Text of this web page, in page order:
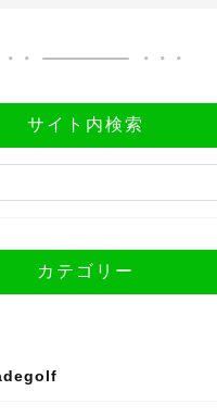
サイト内検索
カテゴリー